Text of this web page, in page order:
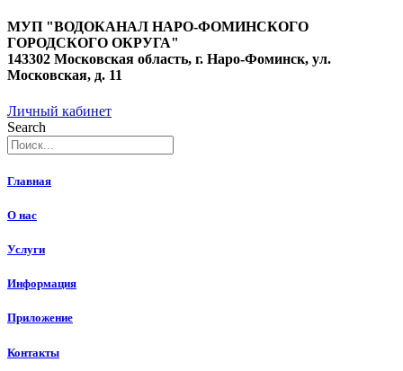
Перейти
к
содержимому
МУП "ВОДОКАНАЛ НАРО-ФОМИНСКОГО
ГОРОДСКОГО ОКРУГА"
143302 Московская область, г. Наро-Фоминск, ул.
Московская, д. 11
Личный кабинет
Search
Главная
О нас
Услуги
Информация
Приложение
Контакты